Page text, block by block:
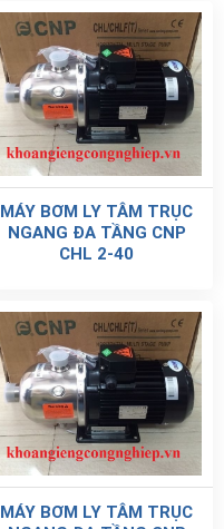
MÁY BƠM LY TÂM TRỤC
NGANG ĐA TẦNG CNP
CHL 2-40
MÁY BƠM LY TÂM TRỤC